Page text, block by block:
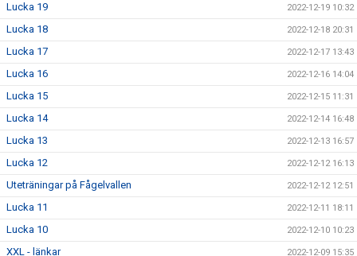
Lucka 19 2022-12-19 10:32
Lucka 18 2022-12-18 20:31
Lucka 17 2022-12-17 13:43
Lucka 16 2022-12-16 14:04
Lucka 15 2022-12-15 11:31
Lucka 14 2022-12-14 16:48
Lucka 13 2022-12-13 16:57
Lucka 12 2022-12-12 16:13
Uteträningar på Fågelvallen 2022-12-12 12:51
Lucka 11 2022-12-11 18:11
Lucka 10 2022-12-10 10:23
XXL - länkar 2022-12-09 15:35